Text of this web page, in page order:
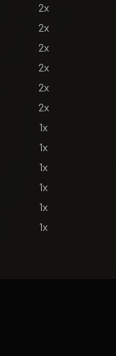
2x
2x
2x
2x
2x
2x
1x
1x
1x
1x
1x
1x